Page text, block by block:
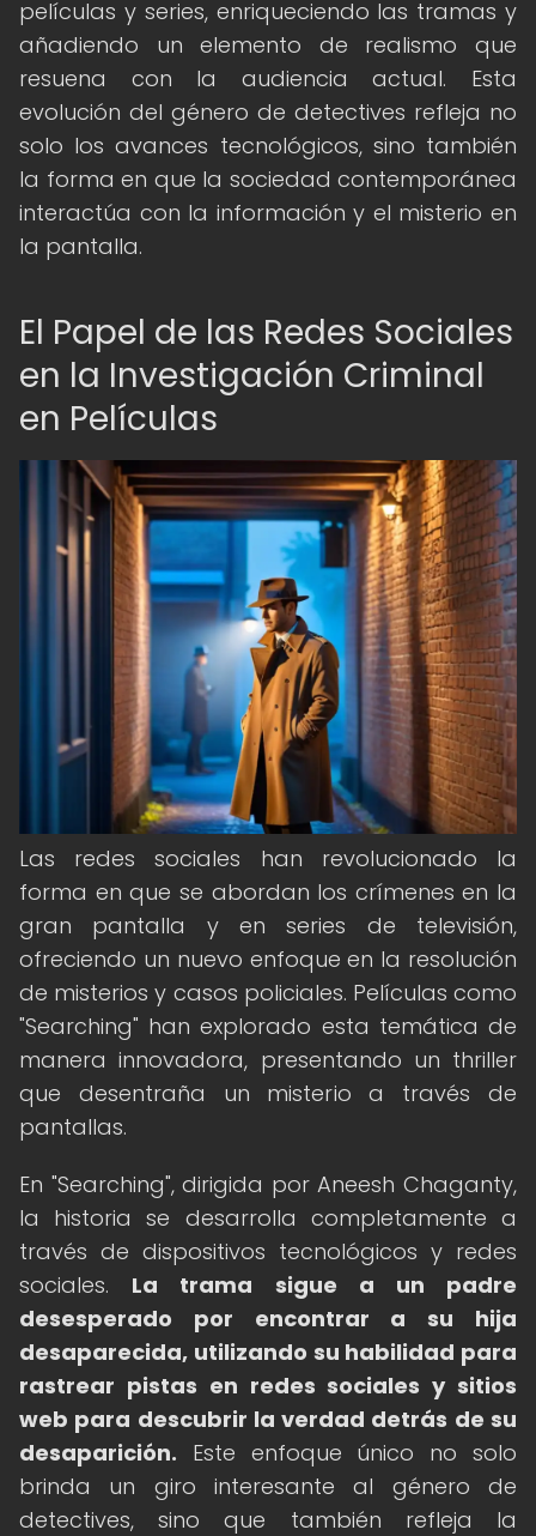
películas y series, enriqueciendo las tramas y
añadiendo un elemento de realismo que
resuena con la audiencia actual. Esta
evolución del género de detectives refleja no
solo los avances tecnológicos, sino también
la forma en que la sociedad contemporánea
interactúa con la información y el misterio en
la pantalla.
El Papel de las Redes Sociales
en la Investigación Criminal
en Películas
Las redes sociales han revolucionado la
forma en que se abordan los crímenes en la
gran pantalla y en series de televisión,
ofreciendo un nuevo enfoque en la resolución
de misterios y casos policiales. Películas como
"Searching" han explorado esta temática de
manera innovadora, presentando un thriller
que desentraña un misterio a través de
pantallas.
En "Searching", dirigida por Aneesh Chaganty,
la historia se desarrolla completamente a
través de dispositivos tecnológicos y redes
sociales. La trama sigue a un padre
desesperado por encontrar a su hija
desaparecida, utilizando su habilidad para
rastrear pistas en redes sociales y sitios
web para descubrir la verdad detrás de su
desaparición. Este enfoque único no solo
brinda un giro interesante al género de
detectives, sino que también refleja la